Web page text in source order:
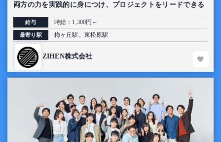
両方の力を実践的に身につけ、プロジェクトをリードできる
インターン
給与 時給：1,300円～
最寄り駅 梅ヶ丘駅、東松原駅
ZIHEN株式会社